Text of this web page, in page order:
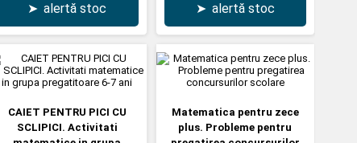
➤ alertă stoc ➤ alertă stoc
CAIET PENTRU PICI CU
SCLIPICI. Activitati
Matematica pentru zece
plus. Probleme pentru